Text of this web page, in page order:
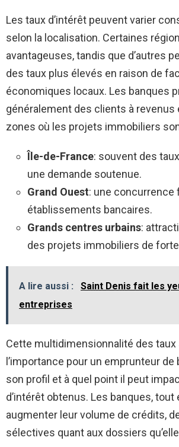
Les taux d’intérêt peuvent varier
selon la localisation. Certaines
avantageuses, tandis que d’autres
des taux plus élevés en raison de
économiques locaux. Les banques
généralement des clients à revenus
zones où les projets immobiliers
Île-de-France: souvent des
une demande soutenue.
Grand Ouest: une concurrence
établissements bancaires.
Grands centres urbains:
des projets immobiliers de forte
A lire aussi :
Saint Denis fait les
entreprises
Cette multidimensionnalité des taux
l’importance pour un emprunteur
son profil et à quel point il peut
d’intérêt obtenus. Les banques, tout
augmenter leur volume de crédits,
sélectives quant aux dossiers